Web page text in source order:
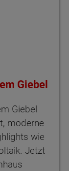
Giebel
Giebel
moderne
wie
Jetzt